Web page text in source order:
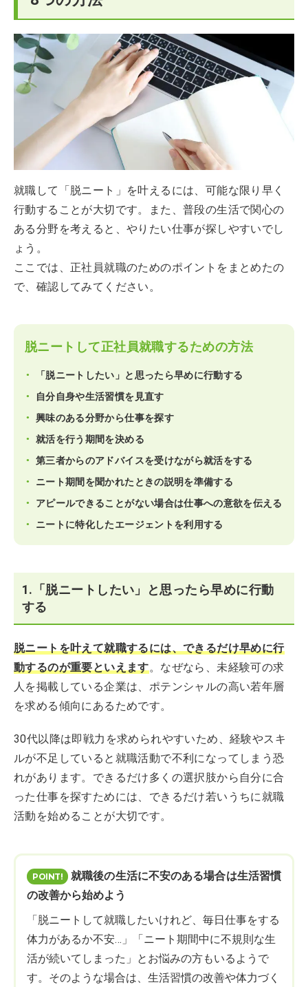
就職して「脱ニート」を叶えるには、可能な限り早く
行動することが大切です。また、普段の生活で関心の
ある分野を考えると、やりたい仕事が探しやすいでし
ょう。
ここでは、正社員就職のためのポイントをまとめたの
で、確認してみてください。
脱ニートして正社員就職するための方法
「脱ニートしたい」と思ったら早めに行動する
自分自身や生活習慣を見直す
興味のある分野から仕事を探す
就活を行う期間を決める
第三者からのアドバイスを受けながら就活をする
ニート期間を聞かれたときの説明を準備する
アピールできることがない場合は仕事への意欲を伝える
ニートに特化したエージェントを利用する
1.「脱ニートしたい」と思ったら早めに行動
する
脱ニートを叶えて就職するには、できるだけ早めに行
動するのが重要といえます。なぜなら、未経験可の求
人を掲載している企業は、ポテンシャルの高い若年層
を求める傾向にあるためです。
30代以降は即戦力を求められやすいため、経験やスキ
ルが不足していると就職活動で不利になってしまう恐
れがあります。できるだけ多くの選択肢から自分に合
った仕事を探すためには、できるだけ若いうちに就職
活動を始めることが大切です。
就職後の生活に不安のある場合は生活習慣
の改善から始めよう
「脱ニートして就職したいけれど、毎日仕事をする
体力があるか不安…」「ニート期間中に不規則な生
活が続いてしまった」とお悩みの方もいるようで
す。そのような場合は、生活習慣の改善や体力づく